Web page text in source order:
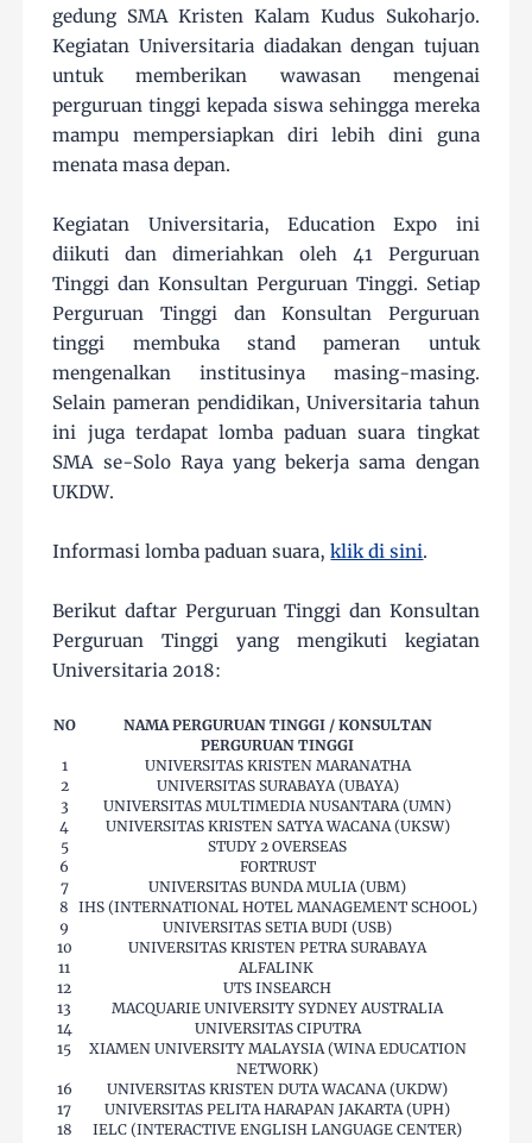
gedung SMA Kristen Kalam Kudus Sukoharjo.
Kegiatan Universitaria diadakan dengan tujuan
untuk memberikan wawasan mengenai
perguruan tinggi kepada siswa sehingga mereka
mampu mempersiapkan diri lebih dini guna
menata masa depan.
Kegiatan Universitaria, Education Expo ini
diikuti dan dimeriahkan oleh 41 Perguruan
Tinggi dan Konsultan Perguruan Tinggi. Setiap
Perguruan Tinggi dan Konsultan Perguruan
tinggi membuka stand pameran untuk
mengenalkan institusinya masing-masing.
Selain pameran pendidikan, Universitaria tahun
ini juga terdapat lomba paduan suara tingkat
SMA se-Solo Raya yang bekerja sama dengan
UKDW.
Informasi lomba paduan suara,klik di sini.
Berikut daftar Perguruan Tinggi dan Konsultan
Perguruan Tinggi yang mengikuti kegiatan
Universitaria 2018:
NO
NAMA PERGURUAN TINGGI / KONSULTAN
PERGURUAN TINGGI
1
UNIVERSITAS KRISTEN MARANATHA
2
UNIVERSITAS SURABAYA (UBAYA)
3
UNIVERSITAS MULTIMEDIA NUSANTARA (UMN)
4
UNIVERSITAS KRISTEN SATYA WACANA (UKSW)
5
STUDY 2 OVERSEAS
6
FORTRUST
7
UNIVERSITAS BUNDA MULIA (UBM)
8 IHS (INTERNATIONAL HOTEL MANAGEMENT SCHOOL)
9
UNIVERSITAS SETIA BUDI (USB)
10
UNIVERSITAS KRISTEN PETRA SURABAYA
11
ALFALINK
12
UTS INSEARCH
13
MACQUARIE UNIVERSITY SYDNEY AUSTRALIA
14
UNIVERSITAS CIPUTRA
15
XIAMEN UNIVERSITY MALAYSIA (WINA EDUCATION
NETWORK)
16
UNIVERSITAS KRISTEN DUTA WACANA (UKDW)
17
UNIVERSITAS PELITA HARAPAN JAKARTA (UPH)
18
IELC (INTERACTIVE ENGLISH LANGUAGE CENTER)